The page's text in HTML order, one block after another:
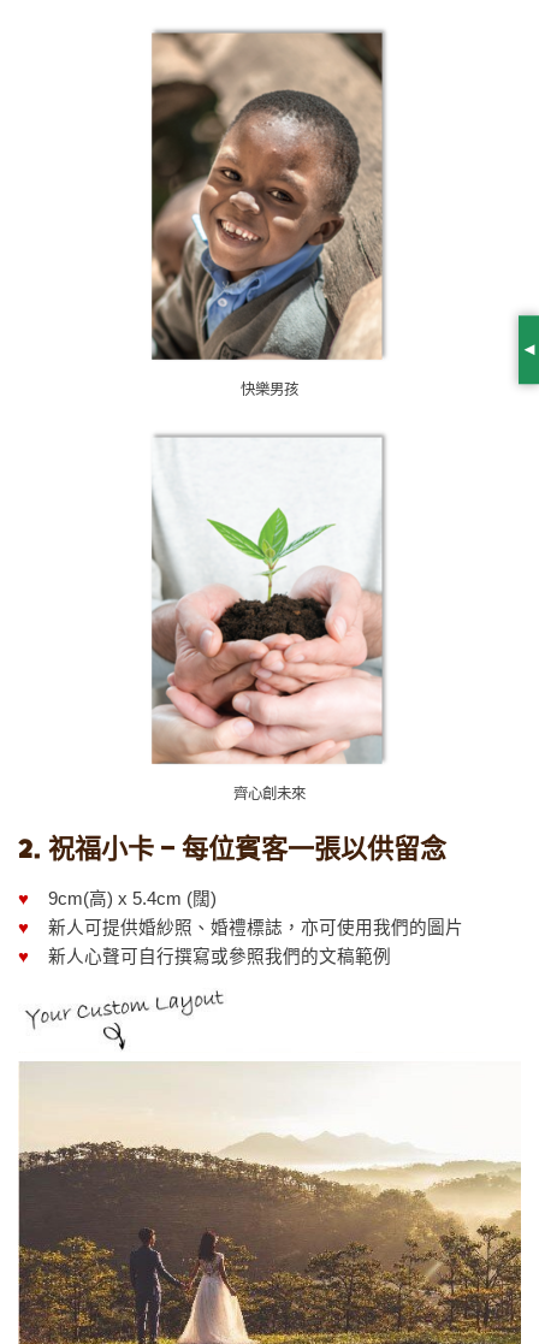
快樂男孩
齊心創未來
2. 祝福小卡 – 每位賓客一張以供留念
♥ 9cm(高) x 5.4cm (闊)
♥ 新人可提供婚紗照、婚禮標誌，亦可使用我們的圖片
♥ 新人心聲可自行撰寫或參照我們的文稿範例